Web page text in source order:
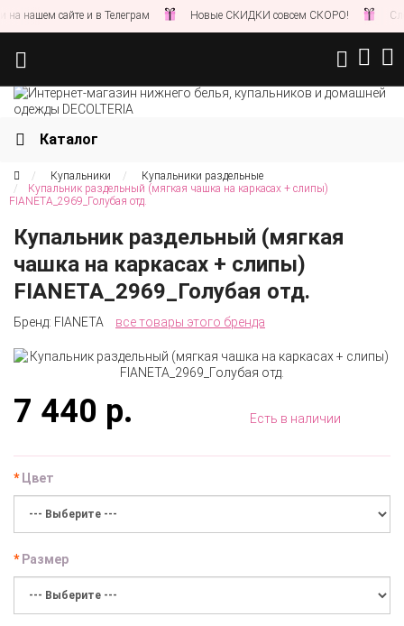
нашем сайте и в Телеграм Новые СКИДКИ совсем СКОРО!
Каталог
Купальники
Купальники раздельные
Купальник раздельный (мягкая чашка на каркасах + слипы)
FIANETA_2969_Голубая отд.
Купальник раздельный (мягкая
чашка на каркасах + слипы)
FIANETA_2969_Голубая отд.
Бренд: FIANETA все товары этого бренда
7 440 р. Есть в наличии
Цвет
Размер